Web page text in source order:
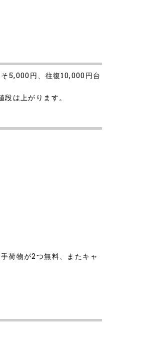
5,000円、往復10,000円台
は上がります。
荷物が2つ無料、またキャ